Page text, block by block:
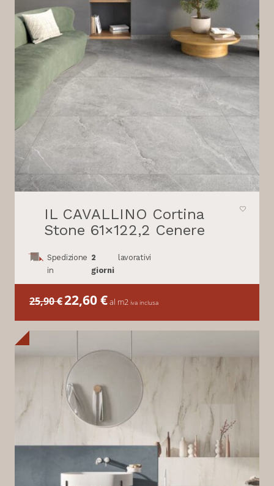
IL CAVALLINO Cortina
Stone 61×122,2 Cenere
Spedizione
in
2
giorni
lavorativi
25,90€ Il
prezzo
era:
22,60€Il
prezzo
è:
al m2 iva inclusa